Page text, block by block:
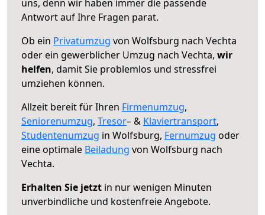
uns, denn wir haben immer die passende
Antwort auf Ihre Fragen parat.
Ob ein Privatumzug von Wolfsburg nach Vechta
oder ein gewerblicher Umzug nach Vechta, wir
helfen, damit Sie problemlos und stressfrei
umziehen können.
Allzeit bereit für Ihren Firmenumzug,
Seniorenumzug, Tresor– & Klaviertransport,
Studentenumzug in Wolfsburg, Fernumzug oder
eine optimale Beiladung von Wolfsburg nach
Vechta.
Erhalten Sie jetzt in nur wenigen Minuten
unverbindliche und kostenfreie Angebote.